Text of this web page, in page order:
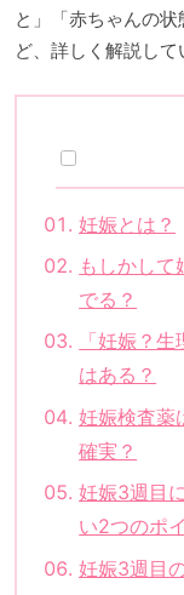
と」「赤ちゃんの
ど、詳しく解説して
妊娠とは？
もしかし
でる？
「妊娠？
はある？
妊娠検査薬
確実？
妊娠3週目
い2つのポ
妊娠3週目